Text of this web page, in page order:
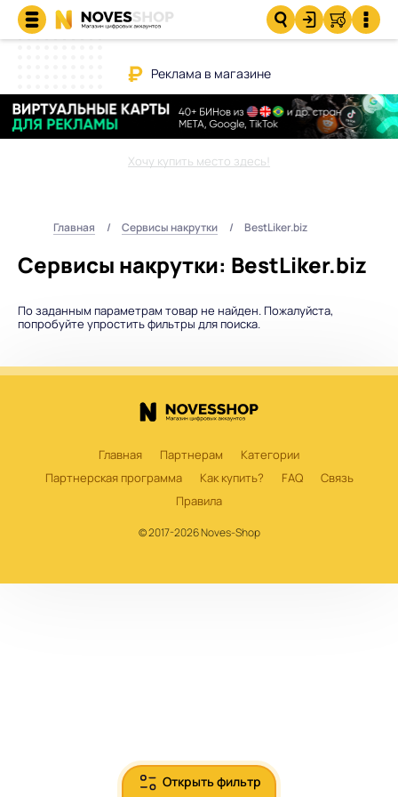
Реклама в магазине
Хочу купить место здесь!
Главная Сервисы накрутки BestLiker.biz
Сервисы накрутки: BestLiker.biz
Открыть фильтр
По заданным параметрам товар не найден. Пожалуйста,
попробуйте упростить фильтры для поиска.
Главная Партнерам
Категории
Партнерская программа
Как купить? FAQ
Связь
Правила
© 2017-2026 Noves-Shop